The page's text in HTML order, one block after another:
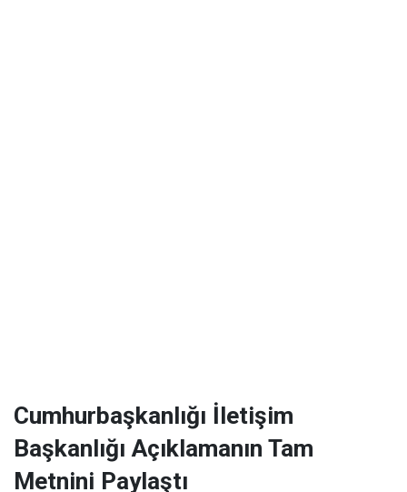
Cumhurbaşkanlığı İletişim
Başkanlığı Açıklamanın Tam
Metnini Paylaştı